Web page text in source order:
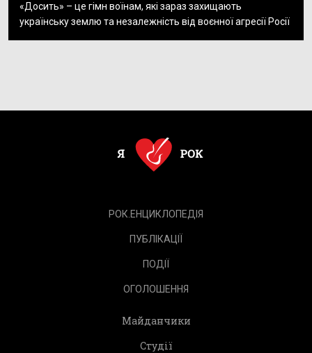
«Досить» – це гімн воїнам, які зараз захищають
українську землю та незалежність від воєнної агресії Росії
РОК.ЕНЦИКЛОПЕДІЯ
ПУБЛІКАЦІЇ
ПОДІЇ
ОГОЛОШЕННЯ
Майданчики
Студії